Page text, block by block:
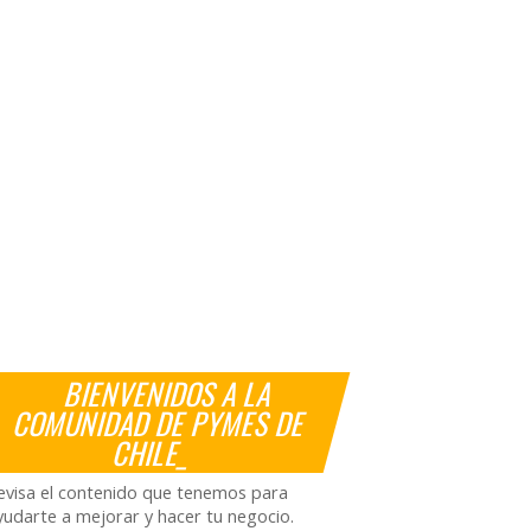
BIENVENIDOS A LA
COMUNIDAD DE PYMES DE
CHILE_
el contenido que tenemos para
a mejorar y hacer tu negocio.